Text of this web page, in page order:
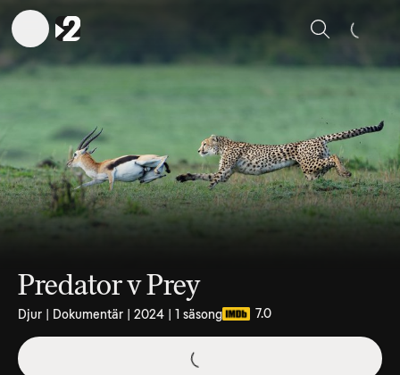
Sök
Predator v Prey
Djur | Dokumentär | 2024 | 1 säsong 7.0